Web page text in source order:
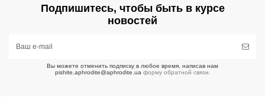
Подпишитесь, чтобы быть в курсе
новостей
Вы можете отменить подписку в любое время, написав нам
pishite.aphrodite@aphrodite.ua форму обратной связи.